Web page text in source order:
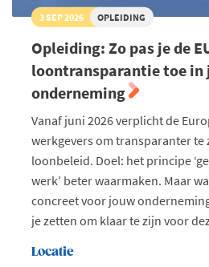
3 SEP 2026 OPLEIDING
Opleiding: Zo pas je de
loontransparantie toe in
onderneming
Vanaf juni 2026 verplicht de
werkgevers om transparanter te
loonbeleid. Doel: het principe
werk’ beter waarmaken. Maar
concreet voor jouw
je zetten om klaar te zijn voor
Locatie